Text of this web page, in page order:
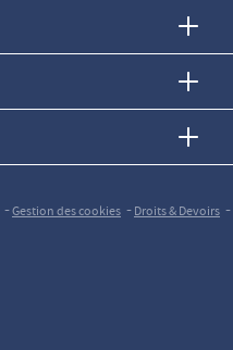
-Gestion des cookies -Droits & Devoirs -